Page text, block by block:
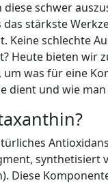
schwer
das stärkste
Keine schlechte
Heute bieten wir
was für eine
dient und wie
synthetisiert
Diese